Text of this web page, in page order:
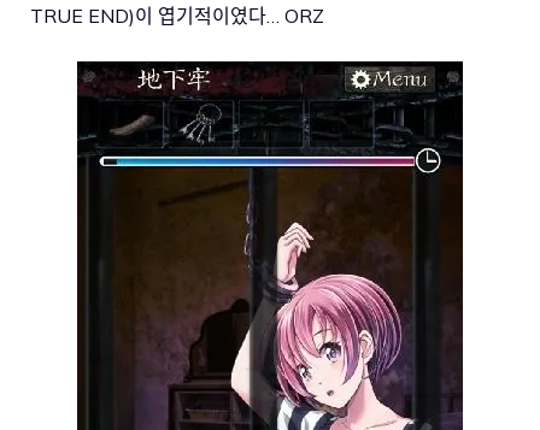
TRUE END)이 엽기적이였다… ORZ